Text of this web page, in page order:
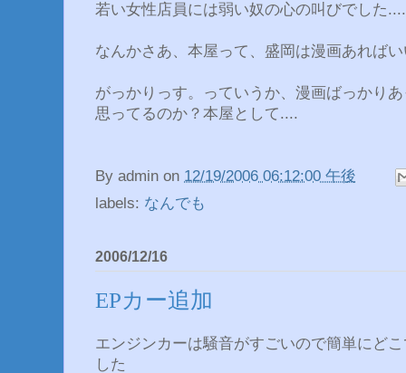
若い女性店員には弱い奴の心の叫びでした....
なんかさあ、本屋って、盛岡は漫画あれば
がっかりっす。っていうか、漫画ばっかり
思ってるのか？本屋として....
By admin on 12/19/2006 06:12:00 午後
labels: なんでも
2006/12/16
EPカー追加
エンジンカーは騒音がすごいので簡単にど
した